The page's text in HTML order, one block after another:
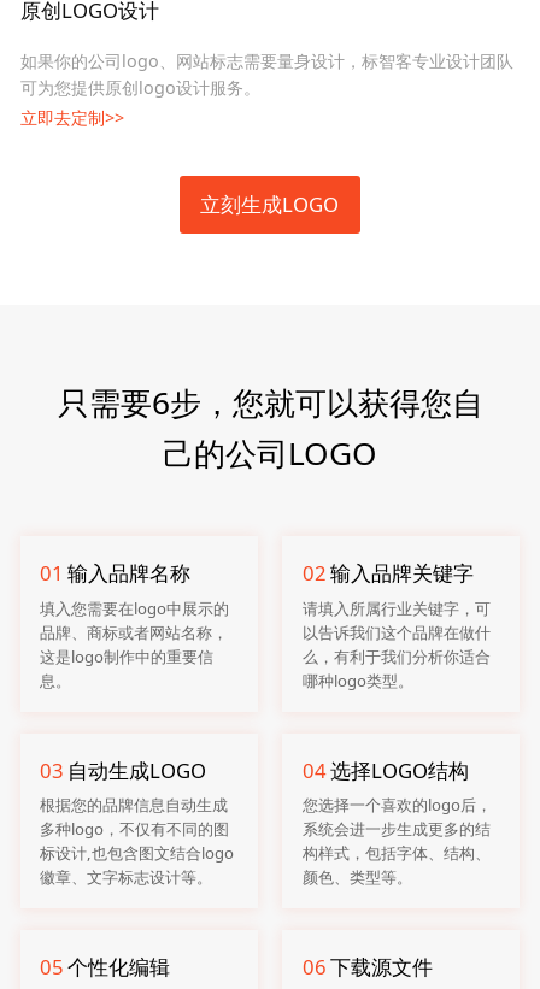
原创LOGO设计
如果你的公司logo、网站标志需要量身设计，标智客专业设计团队
可为您提供原创logo设计服务。
立即去定制>>
立刻生成LOGO
只需要6步，您就可以获得您自
己的公司LOGO
01 输入品牌名称
填入您需要在logo中展示的
品牌、商标或者网站名称，
这是logo制作中的重要信
息。
02输入品牌关键字
请填入所属行业关键字，可
以告诉我们这个品牌在做什
么，有利于我们分析你适合
哪种logo类型。
03 自动生成LOGO
根据您的品牌信息自动生成
多种logo，不仅有不同的图
标设计,也包含图文结合logo
徽章、文字标志设计等。
04选择LOGO结构
您选择一个喜欢的logo后，
系统会进一步生成更多的结
构样式，包括字体、结构、
颜色、类型等。
05个性化编辑 06下载源文件